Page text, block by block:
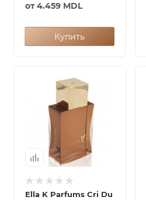
от4.459 MDL
Купить
Ella K Parfums Cri Du